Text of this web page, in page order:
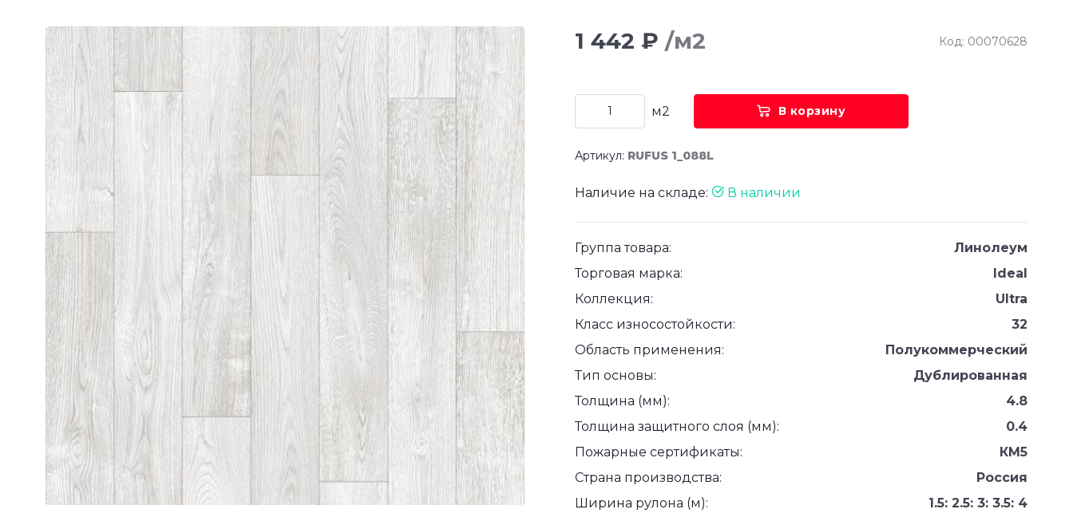
1 442 ₽ /м2 Код: 00070628
м2 В корзину
Артикул: RUFUS 1_088L
Наличие на складе: В наличии
Группа товара:
Линолеум
Торговая марка:
Ideal
Коллекция:
Ultra
Класс износостойкости:
32
Область применения:
Полукоммерческий
Тип основы:
Дублированная
Толщина (мм):
4.8
Толщина защитного слоя (мм):
0.4
Пожарные сертификаты:
КМ5
Страна производства:
Россия
Ширина рулона (м):
1.5: 2.5: 3: 3.5: 4